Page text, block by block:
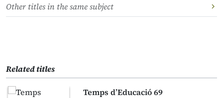
Other titles in the same subject
Related titles
Temps d’Educació 69